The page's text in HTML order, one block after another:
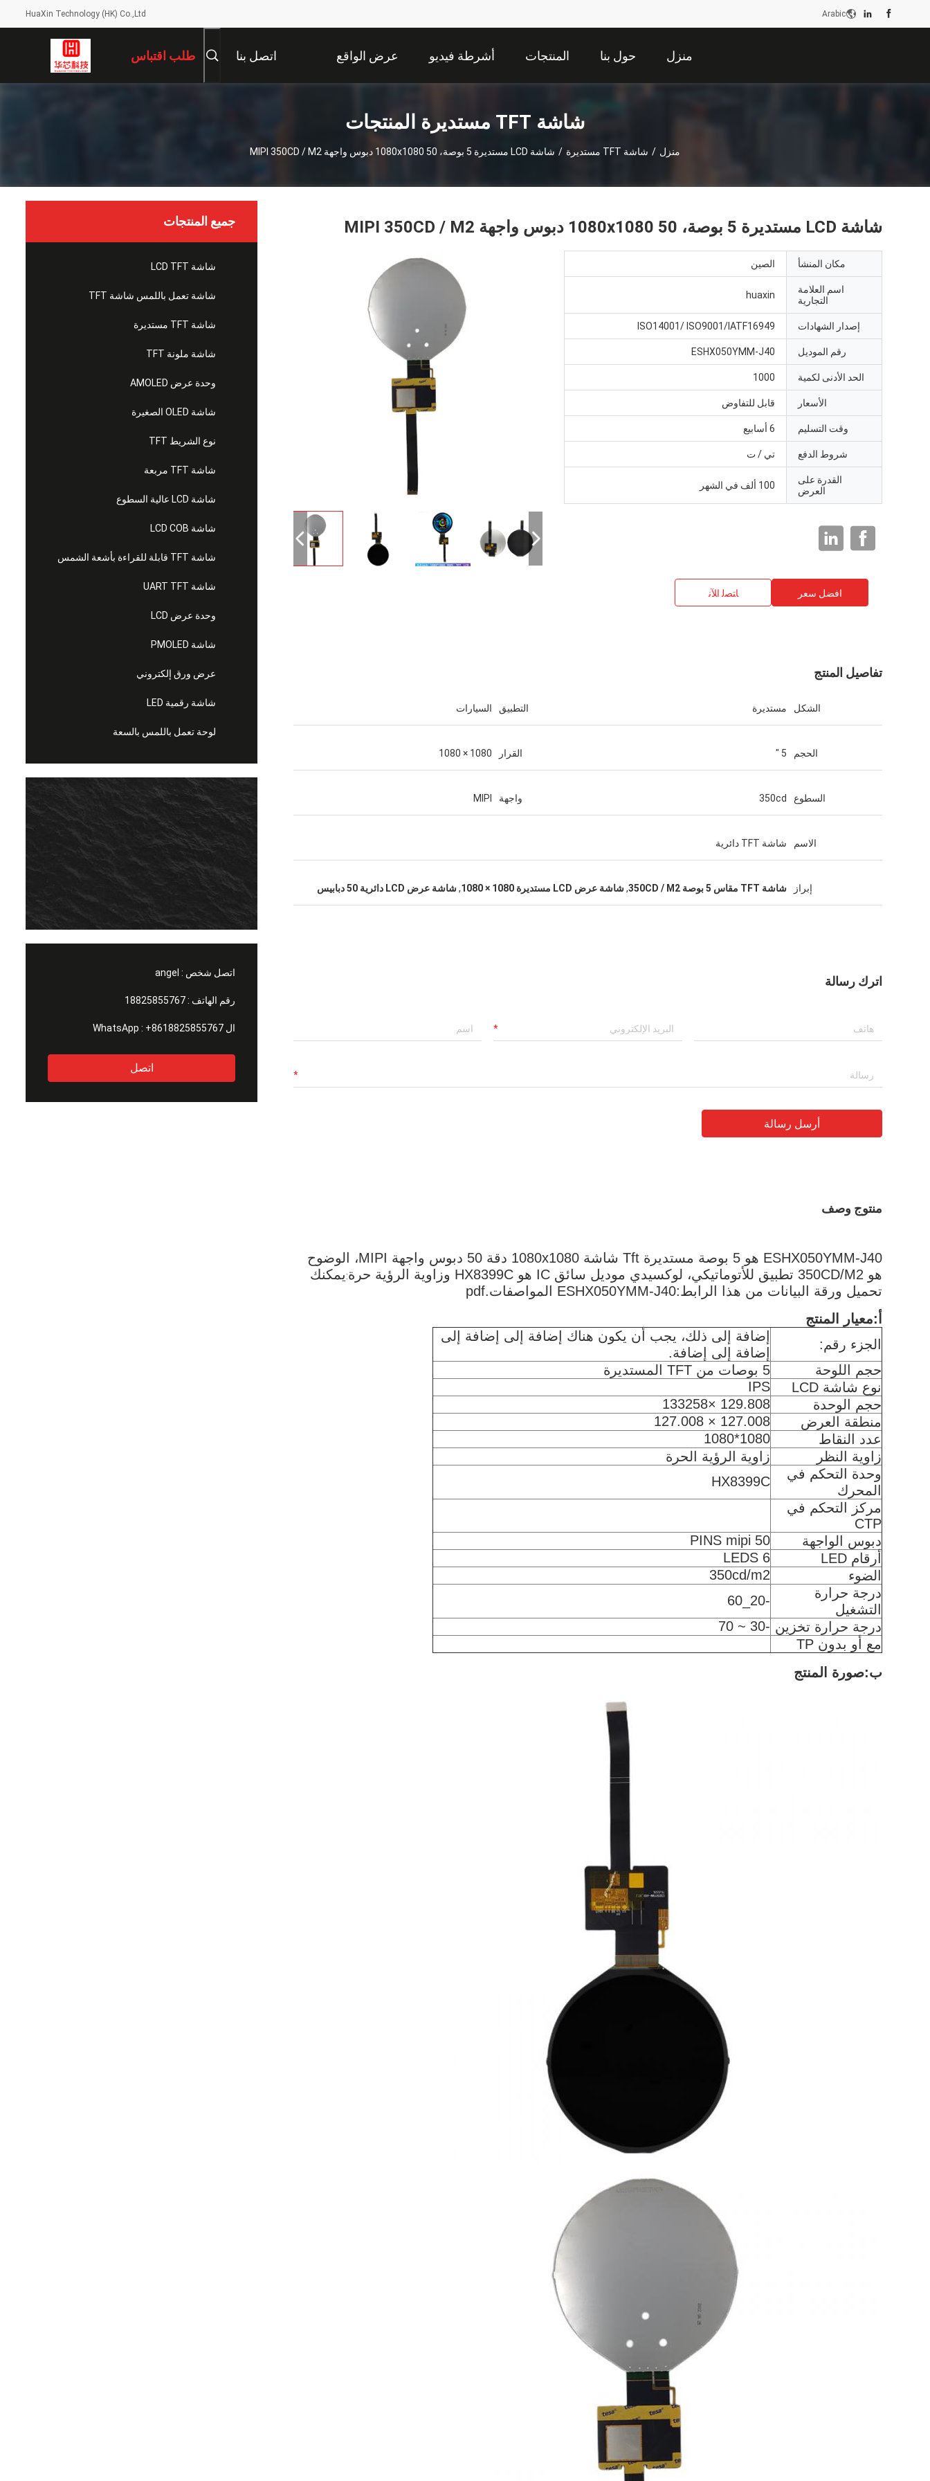
HuaXin Technology (HK) Co.,Ltd Arabic
منزل حول بنا المنتجات أشرطة فيديو عرض الواقع
الافتراضي
اتصل بنا طلب اقتباس
شاشة TFT مستديرة المنتجات
منزل / شاشة TFT مستديرة / شاشة LCD مستديرة 5 بوصة، 1080x1080 50 دبوس واجهة MIPI 350CD / M2
جميع المنتجات
شاشة LCD TFT
شاشة تعمل باللمس شاشة TFT
شاشة TFT مستديرة
شاشة ملونة TFT
وحدة عرض AMOLED
شاشة OLED الصغيرة
نوع الشريط TFT
شاشة TFT مربعة
شاشة LCD عالية السطوع
شاشة LCD COB
شاشة TFT قابلة للقراءة بأشعة الشمس
شاشة UART TFT
وحدة عرض LCD
شاشة PMOLED
عرض ورق إلكتروني
شاشة رقمية LED
لوحة تعمل باللمس بالسعة
اتصل شخص : angel
رقم الهاتف :18825855767
ال WhatsApp : +8618825855767
اتصل
شاشة LCD مستديرة 5 بوصة، 1080x1080 50 دبوس واجهة MIPI 350CD / M2
مكان المنشأ الصين
اسم العلامة
التجارية
huaxin
إصدار الشهادات ISO14001/ ISO9001/IATF16949
رقم الموديل ESHX050YMM-J40
الحد الأدنى لكمية 1000
الأسعار قابل للتفاوض
وقت التسليم 6 أسابيع
شروط الدفع تي / ت
القدرة على
العرض
100 ألف في الشهر
افضل سعر ﺎﺘﺼﻟ ﺍﻶﻧ
تفاصيل المنتج
الشكل مستديرة التطبيق السيارات
الحجم 5 " القرار 1080 × 1080
السطوع 350cd واجهة MIPI
الاسم شاشة TFT دائرية
إبراز شاشة TFT مقاس 5 بوصة 350CD / M2 ,شاشة عرض LCD مستديرة 1080 × 1080 ,شاشة عرض LCD دائرية 50 دبابيس
اترك رسالة
أرسل رسالة
منتوج وصف
ESHX050YMM-J40 هو 5 بوصة مستديرة Tft شاشة 1080x1080 دقة 50 دبوس واجهة MIPI، الوضوح
هو 350CD/M2 تطبيق للأتوماتيكي، لوكسيدي موديل سائق IC هو HX8399C وزاوية الرؤية حرة
:يمكنك
تحميل ورقة البيانات من هذا الرابط:ESHX050YMM-J40 المواصفات.pdf
أ:معيار المنتج
الجزء رقم:
إضافة إلى ذلك، يجب أن يكون هناك إضافة إلى إضافة إلى
إضافة إلى إضافة.
حجم اللوحة
5 بوصات من TFT المستديرة
نوع شاشة LCD
IPS
حجم الوحدة
129.808 ×133258
منطقة العرض
127.008 × 127.008
عدد النقاط
1080*1080
زاوية النظر
زاوية الرؤية الحرة
وحدة التحكم في
المحرك
HX8399C
مركز التحكم في
CTP
دبوس الواجهة
50 PINS mipi
أرقام LED
6 LEDS
الضوء
350cd/m2
درجة حرارة
التشغيل
-20_60
درجة حرارة تخزين -30 ~ 70
مع أو بدون TP
ب:صورة المنتج